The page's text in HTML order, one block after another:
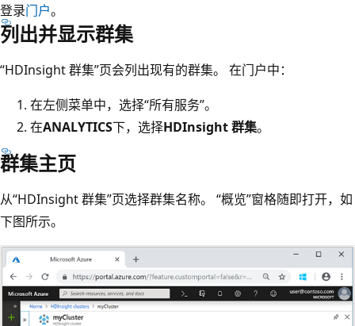
登录门户。
列出并显示群集
“HDInsight 群集”页会列出现有的群集。 在门户中：
在左侧菜单中，选择“所有服务”。
在ANALYTICS下，选择HDInsight 群集。
群集主页
从“HDInsight 群集”页选择群集名称。
“概览”窗格随即打开，如
下图所示。